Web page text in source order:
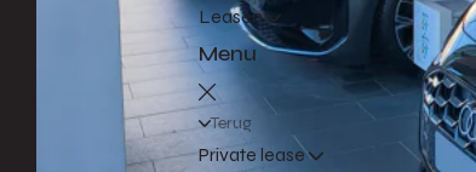
Leasen
Menu
Terug
Private lease